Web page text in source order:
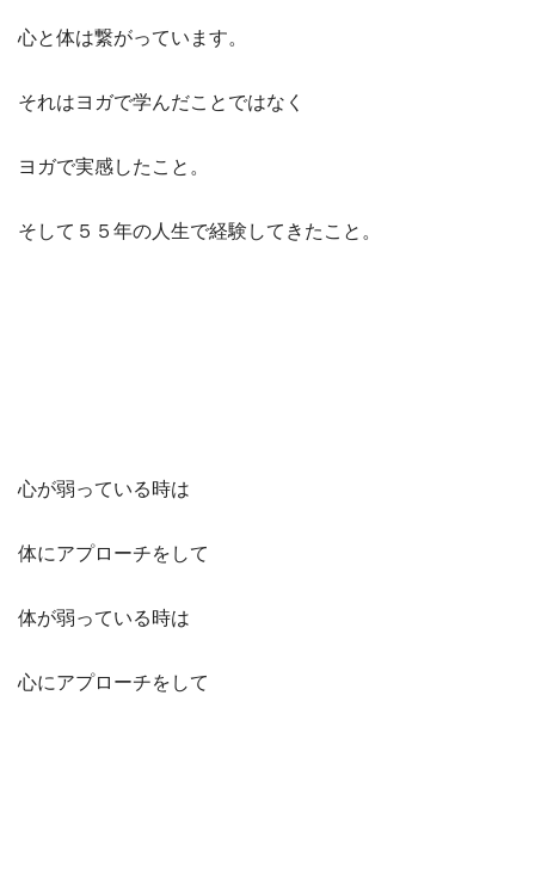
心と体は繋がっています。
それはヨガで学んだことではなく
ヨガで実感したこと。
そして５５年の人生で経験してきたこと。
心が弱っている時は
体にアプローチをして
体が弱っている時は
心にアプローチをして